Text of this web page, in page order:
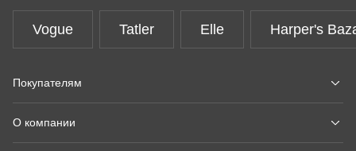
Vogue Tatler Elle Harper's
Покупателям
О компании